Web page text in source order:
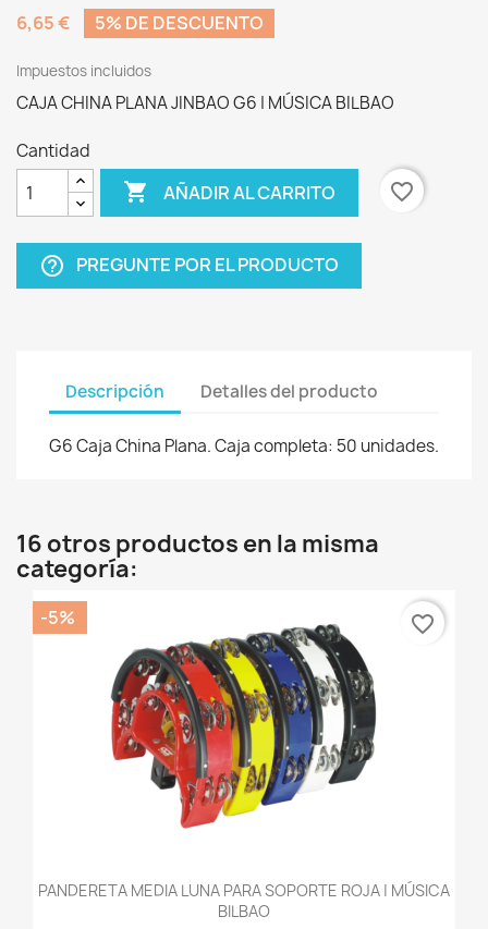
6,65 €
5% DE DESCUENTO
Impuestos incluidos
CAJA CHINA PLANA JINBAO G6 | MÚSICA BILBAO
Cantidad
 AÑADIR AL CARRITO favorite_border
help_outline PREGUNTE POR EL PRODUCTO
Descripción Detalles del producto
G6 Caja China Plana. Caja completa: 50 unidades.
16 otros productos en la misma
categoría:
PANDERETA MEDIA LUNA PARA SOPORTE ROJA | MÚSICA
BILBAO
-5% favorite_border